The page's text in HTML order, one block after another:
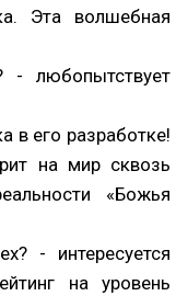
Эта волшебная
- любопытствует
в его разработке!
на мир сквозь
«Божья
- интересуется
на уровень